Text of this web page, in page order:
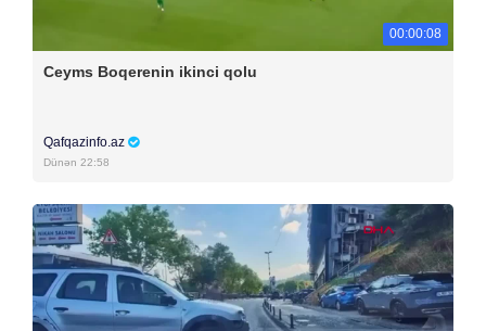
00:00:08
Ceyms Boqerenin ikinci qolu
Qafqazinfo.az
Dünən 22:58